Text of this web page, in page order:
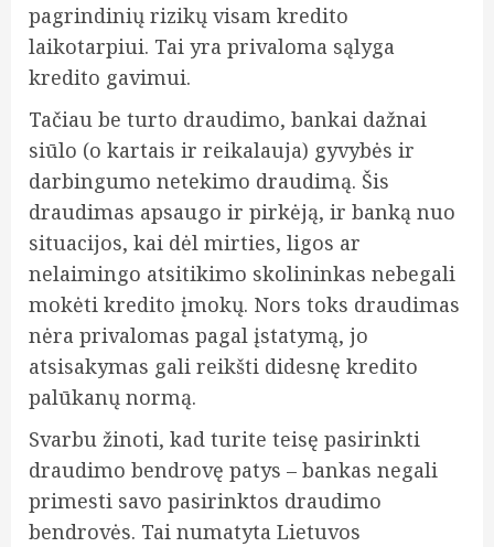
pagrindinių rizikų visam kredito
laikotarpiui. Tai yra privaloma sąlyga
kredito gavimui.
Tačiau be turto draudimo, bankai dažnai
siūlo (o kartais ir reikalauja) gyvybės ir
darbingumo netekimo draudimą. Šis
draudimas apsaugo ir pirkėją, ir banką nuo
situacijos, kai dėl mirties, ligos ar
nelaimingo atsitikimo skolininkas nebegali
mokėti kredito įmokų. Nors toks draudimas
nėra privalomas pagal įstatymą, jo
atsisakymas gali reikšti didesnę kredito
palūkanų normą.
Svarbu žinoti, kad turite teisę pasirinkti
draudimo bendrovę patys – bankas negali
primesti savo pasirinktos draudimo
bendrovės. Tai numatyta Lietuvos